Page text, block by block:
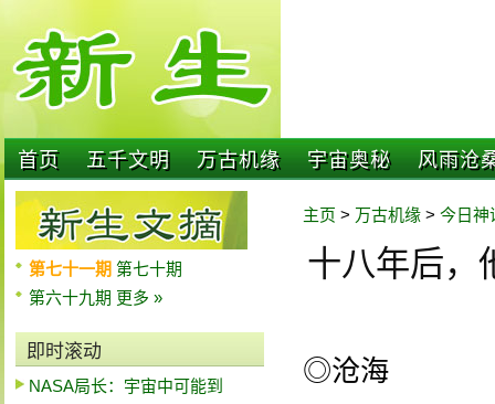
首页 五千文明 万古机缘 宇宙奥秘 风雨沧
第七十一期 第七十期
第六十九期 更多 »
即时滚动
NASA局长：宇宙中可能到
主页 > 万古机缘 > 今日神
十八年后，
◎沧海